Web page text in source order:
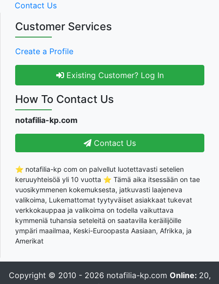
Contact Us
Customer Services
Create a Profile
Existing Customer? Log In
How To Contact Us
notafilia-kp.com
Contact Us
⭐ notafilia-kp com on palvellut luotettavasti setelien
keruuyhteisöä yli 10 vuotta ⭐ Tämä aika itsessään on tae
vuosikymmenen kokemuksesta, jatkuvasti laajeneva
valikoima, Lukemattomat tyytyväiset asiakkaat tukevat
verkkokauppaa ja valikoima on todella vaikuttava
kymmeniä tuhansia seteleitä on saatavilla keräilijöille
ympäri maailmaa, Keski-Euroopasta Aasiaan, Afrikka, ja
Amerikat
Copyright © 2010 - 2026 notafilia-kp.com Online: 20,